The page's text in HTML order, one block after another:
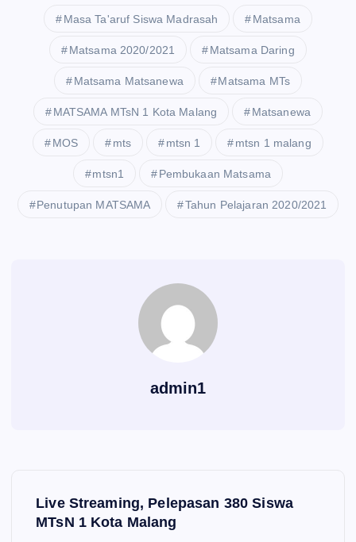
Masa Ta'aruf Siswa Madrasah Matsama
Matsama 2020/2021 Matsama Daring
Matsama Matsanewa Matsama MTs
MATSAMA MTsN 1 Kota Malang Matsanewa
MOS mts mtsn 1 mtsn 1 malang
mtsn1 Pembukaan Matsama
Penutupan MATSAMA Tahun Pelajaran 2020/2021
admin1
Live Streaming, Pelepasan 380 Siswa
MTsN 1 Kota Malang